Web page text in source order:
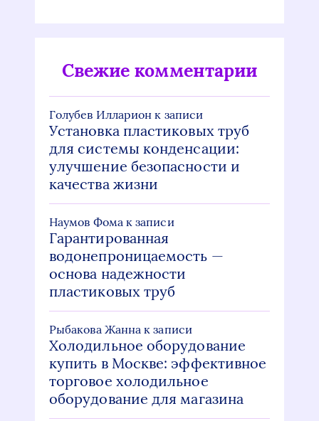
Свежие комментарии
Голубев Илларион к записи
Установка пластиковых труб
для системы конденсации:
улучшение безопасности и
качества жизни
Наумов Фомак записи
Гарантированная
водонепроницаемость —
основа надежности
пластиковых труб
Рыбакова Жанна к записи
Холодильное оборудование
купить в Москве: эффективное
торговое холодильное
оборудование для магазина